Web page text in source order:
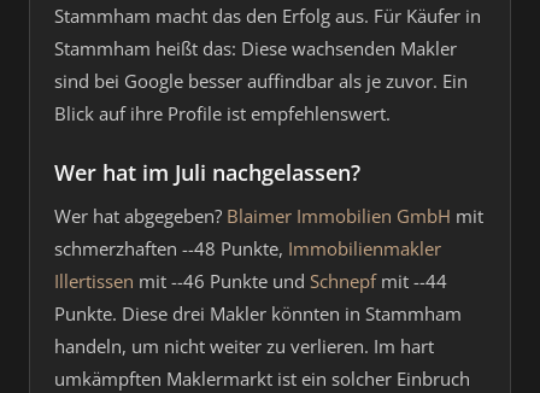
Stammham macht das den Erfolg aus. Für Käufer in
Stammham heißt das: Diese wachsenden Makler
sind bei Google besser auffindbar als je zuvor. Ein
Blick auf ihre Profile ist empfehlenswert.
Wer hat im Juli nachgelassen?
Wer hat abgegeben? Blaimer Immobilien GmbH mit
schmerzhaften --48 Punkte, Immobilienmakler
Illertissen mit --46 Punkte und Schnepfmit --44
Punkte. Diese drei Makler könnten in Stammham
handeln, um nicht weiter zu verlieren. Im hart
umkämpften Maklermarkt ist ein solcher Einbruch